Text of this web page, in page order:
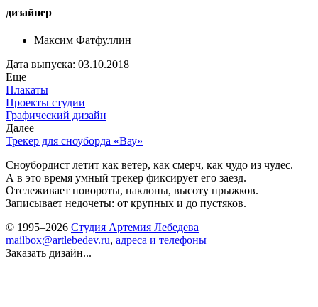
дизайнер
Максим Фатфуллин
Дата выпуска: 03.10.2018
Еще
Плакаты
Проекты студии
Графический дизайн
Далее
Трекер для сноуборда «Вау»
Сноубордист летит как ветер, как смерч, как чудо из чудес.
А в это время умный трекер фиксирует его заезд.
Отслеживает повороты, наклоны, высоту прыжков.
Записывает недочеты: от крупных и до пустяков.
© 1995–2026 Студия Артемия Лебедева
mailbox@artlebedev.ru, адреса и телефоны
Заказать дизайн...